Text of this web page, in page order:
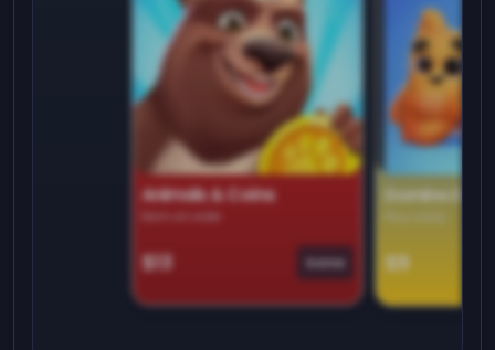
Animals & Coins
Earn on side
$13 Game
Domino
$9